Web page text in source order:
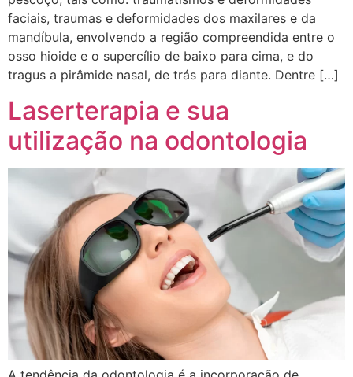
faciais, traumas e deformidades dos maxilares e da
mandíbula, envolvendo a região compreendida entre o
osso hioide e o supercílio de baixo para cima, e do
tragus a pirâmide nasal, de trás para diante. Dentre […]
Laserterapia e sua
utilização na odontologia